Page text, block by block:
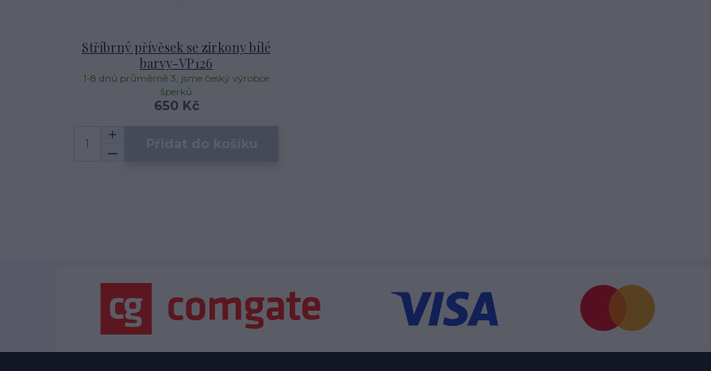
Stříbrný přívěsek se zirkony bílé
barvy-VP126
650 Kč
1-8 dnů průměrně 3, jsme český výrobce
šperků